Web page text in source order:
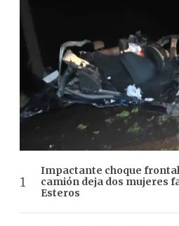
Impactante choque
camión deja dos mujeres
Esteros